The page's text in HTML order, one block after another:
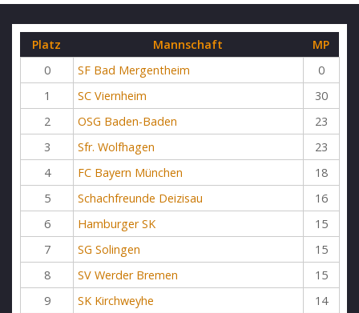
Platz Mannschaft
MP
0
SF Bad Mergentheim
0
1
SC Viernheim
30
2
OSG Baden-Baden
23
3
Sfr. Wolfhagen
23
4
FC Bayern München
18
5
Schachfreunde Deizisau
16
6
Hamburger SK
15
7
SG Solingen
15
8
SV Werder Bremen
15
9
SK Kirchweyhe
14